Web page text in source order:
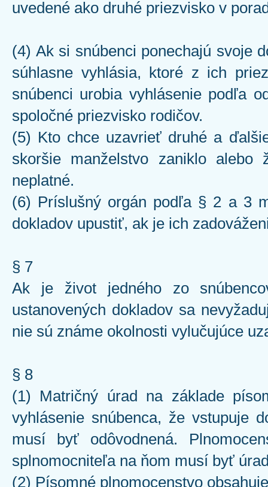
uvedené ako druhé priezvisko v
(4) Ak si snúbenci ponechajú svoje
súhlasne vyhlásia, ktoré z ich
snúbenci urobia vyhlásenie podľa
spoločné priezvisko rodičov.
(5) Kto chce uzavrieť druhé a
skoršie manželstvo zaniklo
neplatné.
(6) Príslušný orgán podľa § 2 a 3
dokladov upustiť, ak je ich
§ 7
Ak je život jedného zo
ustanovených dokladov sa
nie sú známe okolnosti vylučujúce
§ 8
(1) Matričný úrad na základe
vyhlásenie snúbenca, že vstupuje
musí byť odôvodnená.
splnomocniteľa na ňom musí byť
(2) Písomné plnomocenstvo